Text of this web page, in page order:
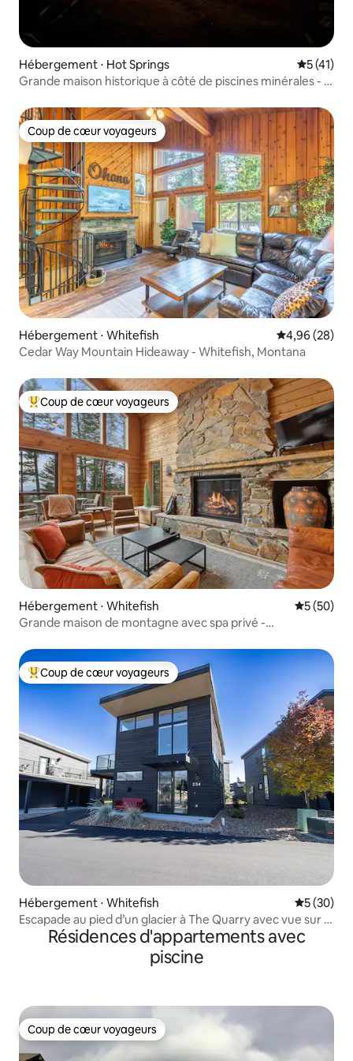
Hébergement ⋅ Hot Springs
5 (41)
Grande maison historique à côté de piscines minérales - 11
Coup de cœur voyageurs
Coup de cœur voyageurs
Hébergement ⋅ Whitefish Évaluation
4,96 (28)
Cedar Way Mountain Hideaway - Whitefish, Montana
Coups de cœur voyageurs les plus appréciés
Coup de cœur voyageurs
Hébergement ⋅ Whitefish
5 (50)
Grande maison de montagne avec spa privé -
Coups de cœur voyageurs les plus appréciés
Coup de cœur voyageurs
Hébergement ⋅ Whitefish
5 (30)
Escapade au pied d’un glacier à The Quarry avec vue sur la
montagne
Résidences d'appartements avec
piscine
Coup de cœur voyageurs
Coup de cœur voyageurs